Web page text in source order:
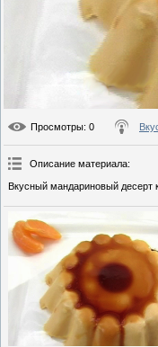
Просмотры: 0
Описание материала:
Вкусный мандариновый